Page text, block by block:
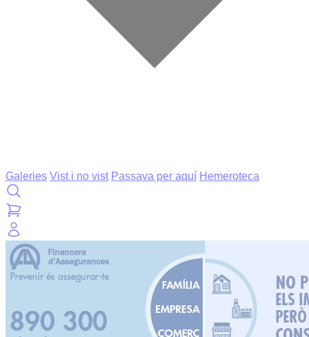
Galeries Vist i no vist Passava per aquí Hemeroteca